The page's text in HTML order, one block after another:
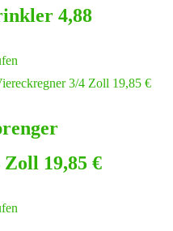
4,88
19,85 €